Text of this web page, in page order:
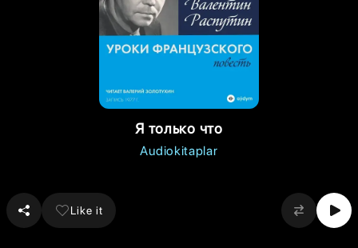
Я только что
Audiokitaplar
Like it